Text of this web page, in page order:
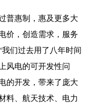
普惠制，惠及更多大
价，创造需求 ，服务
我们过去用了八年时间
风电的可开发性问
的开发，带来了庞大
料、航天技术、电力